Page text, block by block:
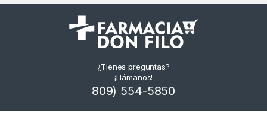
¿Tienes preguntas?
¡Llámanos!
809) 554-5850